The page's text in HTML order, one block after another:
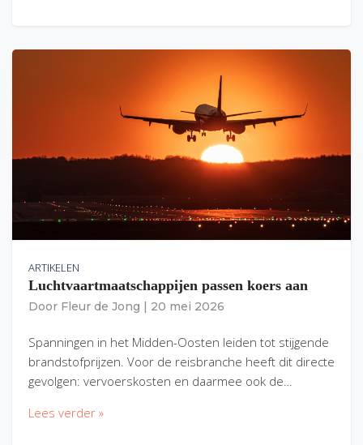
ARTIKELEN
Luchtvaartmaatschappijen passen koers aan
Door Fleur de Jong 20 mei 2026
Spanningen in het Midden-Oosten leiden tot stijgende
brandstofprijzen. Voor de reisbranche heeft dit directe
gevolgen: vervoerskosten en daarmee ook de…
Lees verder »